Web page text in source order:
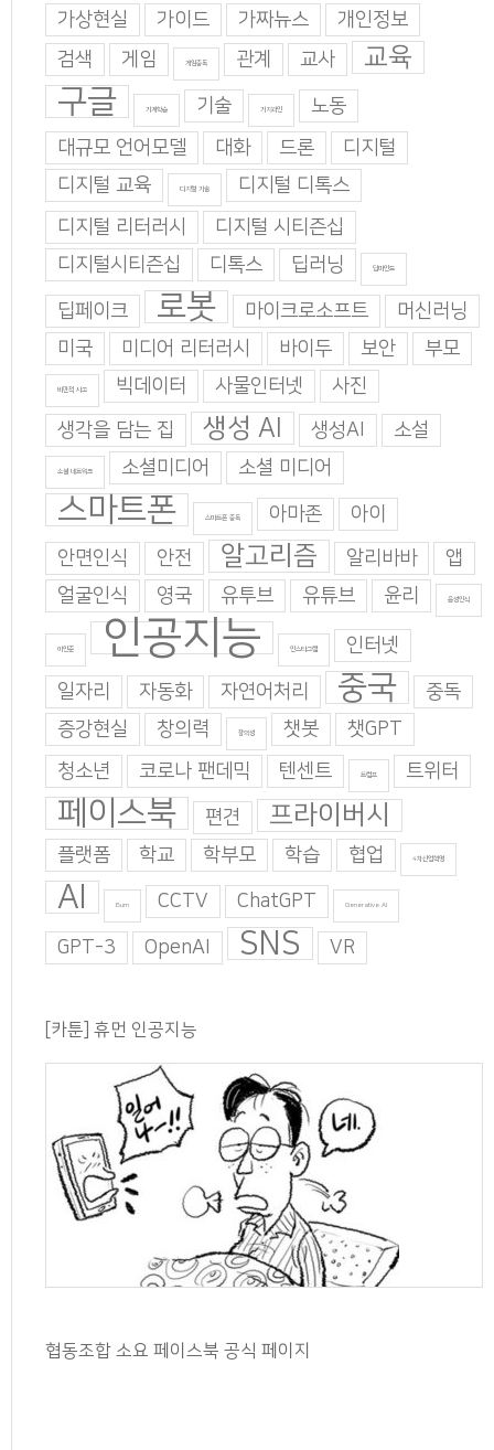
가상현실 가이드 가짜뉴스
개인정보
검색
게임 게임중독 관계 교사 교육
구글 기계학습 기술 기지과인
노동
대규모 언어모델
대화 드론
디지털
디지털 교육
디지털 기술
디지털 디톡스
디지털 리터러시
디지털 시티즌십
디지털시티즌십
디톡스 딥러닝 딥마인드
딥페이크 로봇 마이크로소프트
머신러닝
미국
미디어 리터러시 바이두 보안 부모
비판적 사고 빅데이터 사물인터넷
사진
생각을 담는 집
생성 AI 생성AI 소설
소셜 네트워크 소셜미디어 소셜 미디어
스마트폰 스마트폰 중독 아마존
아이
안면인식
안전 알고리즘 알리바바
앱
얼굴인식
영국 유투브 유튜브 윤리 음성인식
이인준 인공지능 인스타그램 인터넷
일자리 자동화 자연어처리 중국
중독
증강현실
창의력 창의성 챗봇
챗GPT
청소년
코로나 팬데믹 텐센트 트럼프 트위터
페이스북 편견 프라이버시
플랫폼 학교 학부모 학습 협업 4차산업혁명
AI Burn CCTV ChatGPT Generative AI
GPT-3 OpenAI SNS VR
[카툰] 휴먼 인공지능
협동조합 소요 페이스북 공식 페이지